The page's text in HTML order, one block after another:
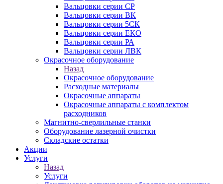
Вальцовки серии СР
Вальцовки серии ВК
Вальцовки серии 5СК
Вальцовки серии ЕКО
Вальцовки серии РА
Вальцовки серии ЛВК
Окрасочное оборудование
Назад
Окрасочное оборудование
Расходные материалы
Окрасочные аппараты
Окрасочные аппараты с комплектом
расходников
Магнитно-сверлильные станки
Оборудование лазерной очистки
Складские остатки
Акции
Услуги
Назад
Услуги